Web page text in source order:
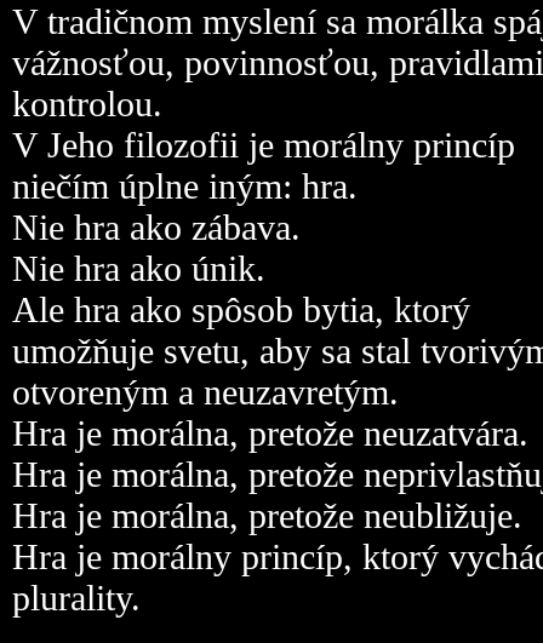
V tradičnom myslení sa morálka
vážnosťou, povinnosťou,
kontrolou.
V Jeho filozofii je morálny princíp
niečím úplne iným: hra.
Nie hra ako zábava.
Nie hra ako únik.
Ale hra ako spôsob bytia, ktorý
umožňuje svetu, aby sa stal
otvoreným a neuzavretým.
Hra je morálna, pretože neuzatvára.
Hra je morálna, pretože
Hra je morálna, pretože neubližuje.
Hra je morálny princíp, ktorý
plurality.